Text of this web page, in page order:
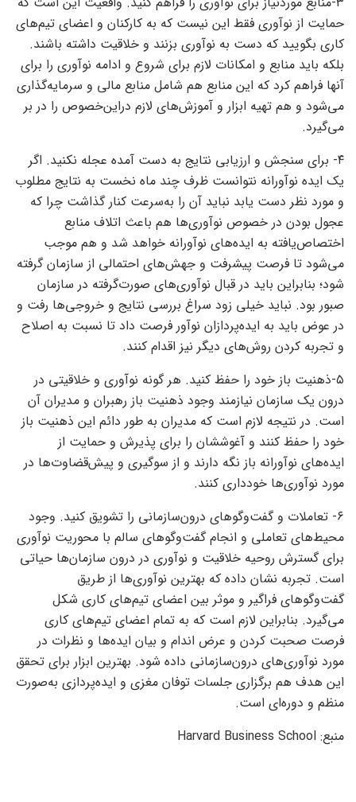
حمایت از نوآوری فقط این نیست که به کارکنان و اعضای تیم‌‌‌های
کاری بگویید که دست به نوآوری بزنند و خلاقیت داشته باشند.
بلکه باید منابع و امکانات لازم برای شروع و ادامه نوآوری را برای
آنها فراهم کرد که این منابع هم شامل منابع مالی و سرمایه‌گذاری
می‌شود و هم تهیه ابزار و آموزش‌‌‌های لازم دراین‌‌‌خصوص را در بر
می‌گیرد.
۴- برای سنجش و ارزیابی نتایج به دست آمده عجله نکنید. اگر
یک ایده نوآورانه نتوانست ظرف چند ماه نخست به نتایج مطلوب
و مورد نظر دست یابد نباید آن را به‌‌‌سرعت کنار گذاشت چرا که
عجول بودن در خصوص نوآوری‌‌‌ها هم باعث اتلاف منابع
اختصاص‌‌‌یافته به ایده‌‌‌های نوآورانه خواهد شد و هم موجب
می‌شود تا فرصت پیشرفت و جهش‌‌‌های احتمالی از سازمان گرفته
شود؛ بنابراین باید در قبال نوآوری‌‌‌های صورت‌‌‌گرفته در سازمان
صبور بود. نباید خیلی زود سراغ بررسی نتایج و خروجی‌‌‌ها رفت و
در عوض باید به ایده‌‌‌پردازان نوآور فرصت داد تا نسبت به اصلاح
و تجربه‌‌‌ کردن روش‌های دیگر نیز اقدام کنند.
۵-ذهنیت باز خود را حفظ کنید. هر گونه نوآوری و خلاقیتی در
درون یک سازمان نیازمند وجود ذهنیت باز رهبران و مدیران آن
است. در نتیجه لازم است که مدیران به طور دائم این ذهنیت باز
خود را حفظ کنند و آغوششان را برای پذیرش و حمایت از
ایده‌‌‌های نوآورانه باز نگه دارند و از سوگیری و پیش‌قضاوت‌‌‌ها در
مورد نوآوری‌‌‌ها خودداری کنند.
۶- تعاملات و گفت‌‌‌وگوهای درون‌سازمانی را تشویق کنید. وجود
محیط‌‌‌های تعاملی و انجام گفت‌‌‌وگوهای سالم با محوریت نوآوری
برای گسترش روحیه خلاقیت و نوآوری در درون سازمان‌ها حیاتی
است. تجربه نشان داده که بهترین نوآوری‌‌‌ها از طریق
گفت‌‌‌وگوهای فراگیر و موثر بین اعضای تیم‌‌‌های کاری شکل
می‌گیرد. بنابراین لازم است که به تمام اعضای تیم‌‌‌های کاری
فرصت صحبت‌‌‌ کردن و عرض ‌‌‌اندام و بیان ایده‌‌‌ها و نظرات در
مورد نوآوری‌‌‌های درون‌‌‌سازمانی داده شود. بهترین ابزار برای تحقق
این هدف هم برگزاری جلسات توفان مغزی و ایده‌‌‌پردازی به‌‌‌صورت
منظم و دوره‌‌‌ای است.
منبع: Harvard Business School